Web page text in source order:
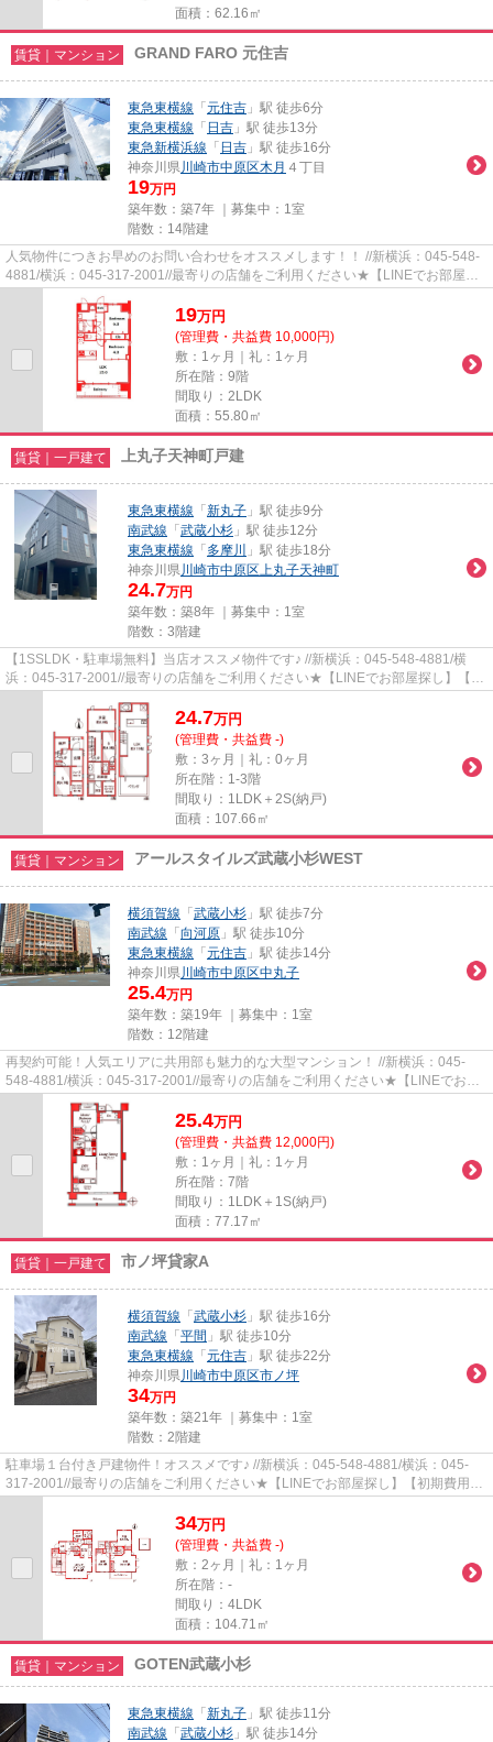
面積：62.16㎡
賃貸｜マンション GRAND FARO 元住吉
東急東横線 「 元住吉 」駅 徒歩6分
東急東横線 「 日吉 」駅 徒歩13分
東急新横浜線 「 日吉 」駅 徒歩16分
神奈川県川崎市中原区木月 ４丁目
19万円
築年数：築7年 ｜募集中： 1室
階数：14階建
人気物件につきお早めのお問い合わせをオススメします！！ //新横浜：045-548-
4881/横浜：045-317-2001//最寄りの店舗をご利用ください★【LINEでお部屋探
し】【初期費用分割払い】【19...
19万円
(管理費・共益費 10,000円)
敷：1ヶ月｜礼：1ヶ月
所在階：9階
間取り：2LDK
面積：55.80㎡
賃貸｜一戸建て 上丸子天神町戸建
東急東横線 「 新丸子 」駅 徒歩9分
南武線 「 武蔵小杉 」駅 徒歩12分
東急東横線 「 多摩川
」駅 徒歩18分
神奈川県川崎市中原区上丸子天神町
24.7万円
築年数：築8年 ｜募集中： 1室
階数：3階建
【1SSLDK・駐車場無料】当店オススメ物件です♪ //新横浜：045-548-4881/横
浜：045-317-2001//最寄りの店舗をご利用ください★【LINEでお部屋探し】【初
24.7万円
(管理費・共益費 -)
敷：3ヶ月｜礼：0ヶ月
所在階：1-3階
間取り：1LDK＋2S(納戸)
面積：107.66㎡
賃貸｜マンション アールスタイルズ武蔵小杉WEST
横須賀線 「 武蔵小杉 」駅 徒歩7分
南武線 「 向河原 」駅 徒歩10分
東急東横線 「 元住吉 」駅 徒歩14分
神奈川県川崎市中原区中丸子
25.4万円
築年数：築19年 ｜募集中： 1室
階数：12階建
再契約可能！人気エリアに共用部も魅力的な大型マンション！ //新横浜：045-
548-4881/横浜：045-317-2001//最寄りの店舗をご利用ください★【LINEでお部
屋探し】【初期費用分割払い】【...
25.4万円
(管理費・共益費 12,000円)
敷：1ヶ月｜礼：1ヶ月
所在階：7階
間取り：1LDK＋1S(納戸)
面積：77.17㎡
賃貸｜一戸建て 市ノ坪貸家A
横須賀線 「 武蔵小杉 」駅 徒歩16分
南武線 「 平間 」駅 徒歩10分
東急東横線 「 元住吉 」駅 徒歩22分
神奈川県川崎市中原区市ノ坪
34万円
築年数：築21年 ｜募集中： 1室
階数：2階建
駐車場１台付き戸建物件！オススメです♪ //新横浜：045-548-4881/横浜：045-
317-2001//最寄りの店舗をご利用ください★【LINEでお部屋探し】【初期費用分
34万円
(管理費・共益費 -)
敷：2ヶ月｜礼：1ヶ月
所在階：-
間取り：4LDK
面積：104.71㎡
賃貸｜マンション GOTEN武蔵小杉
東急東横線 「 新丸子 」駅 徒歩11分
南武線 「 武蔵小杉 」駅 徒歩14分